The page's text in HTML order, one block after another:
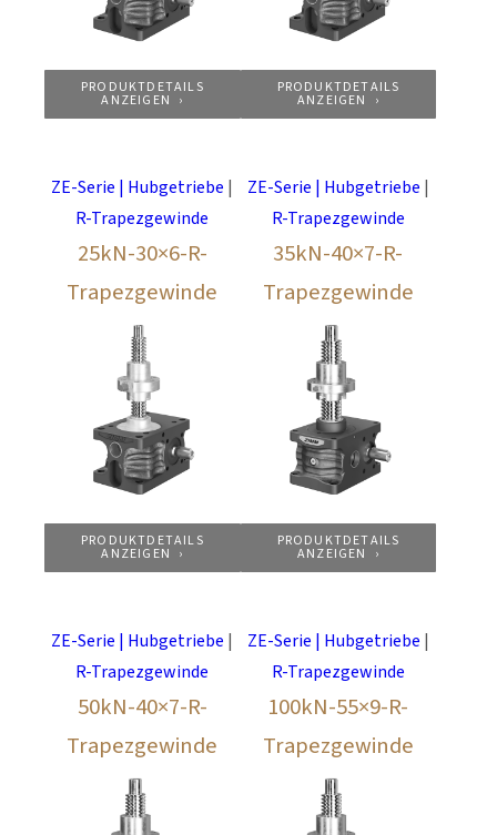
PRODUKTDETAILS
ANZEIGEN
PRODUKTDETAILS
ANZEIGEN
ZE-Serie | Hubgetriebe |
R-Trapezgewinde
25kN-30×6-R-
Trapezgewinde
PRODUKTDETAILS
ANZEIGEN
ZE-Serie | Hubgetriebe |
R-Trapezgewinde
35kN-40×7-R-
Trapezgewinde
PRODUKTDETAILS
ANZEIGEN
ZE-Serie | Hubgetriebe |
R-Trapezgewinde
50kN-40×7-R-
Trapezgewinde
ZE-Serie | Hubgetriebe |
R-Trapezgewinde
100kN-55×9-R-
Trapezgewinde